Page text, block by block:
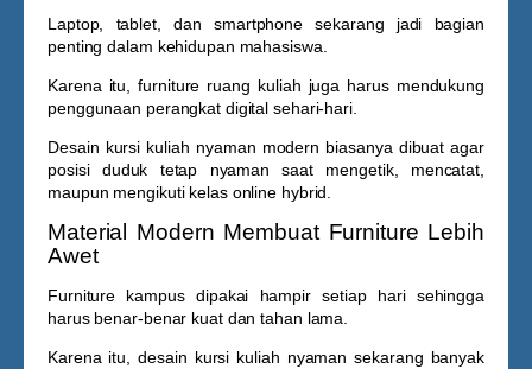
Laptop, tablet, dan smartphone sekarang jadi bagian
penting dalam kehidupan mahasiswa.
Karena itu, furniture ruang kuliah juga harus mendukung
penggunaan perangkat digital sehari-hari.
Desain kursi kuliah nyaman modern biasanya dibuat agar
posisi duduk tetap nyaman saat mengetik, mencatat,
maupun mengikuti kelas online hybrid.
Material Modern Membuat Furniture Lebih
Awet
Furniture kampus dipakai hampir setiap hari sehingga
harus benar-benar kuat dan tahan lama.
Karena itu, desain kursi kuliah nyaman sekarang banyak